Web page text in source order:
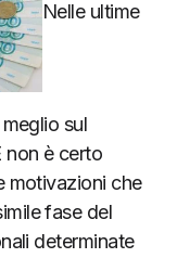
Nelle ultime
sul
non è certo
motivazioni che
fase del
determinate